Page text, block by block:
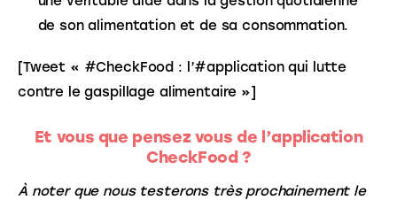
de son alimentation et de sa consommation.
[Tweet « #CheckFood : l’#application qui lutte
contre le gaspillage alimentaire »]
Et vous que pensez vous de l’application
CheckFood?
À noter que nous testerons très prochainement le